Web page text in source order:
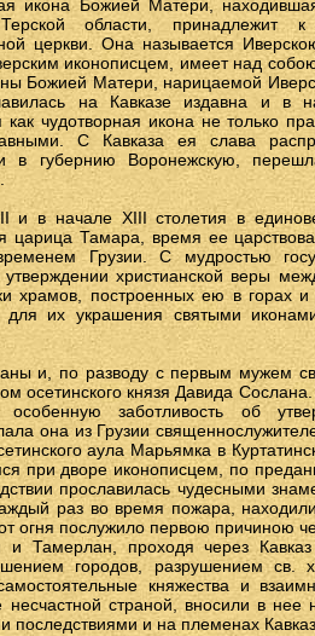
икона Божией Матери,
области, принадлежит
церкви. Она называется
иконописцем, имеет над
Божией Матери, нарицаемой
на Кавказе издавна и в
как чудотворная икона не только
С Кавказа ея слава
в губернию Воронежскую,
и в начале XIII столетия в
царица Тамара, время ее
Грузии. С мудростью
христианской веры
храмов, построенных ею в горах и
их украшения святыми
и, по разводу с первым мужем
осетинского князя Давида
заботливость об
она из Грузии
аула Марьямка в
при дворе иконописцем, по
прославилась чудесными
раз во время пожара,
огня послужило первою причиною
и Тамерлан, проходя через
городов, разрушением св.
княжества и
страной, вносили в
последствиями и на племенах